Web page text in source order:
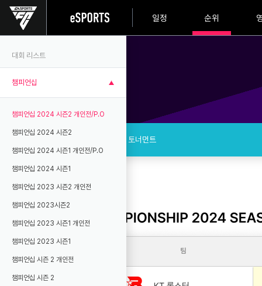
일정 순위
순위
16강 토너먼트
대회 리스트
챔피언십
챔피언십 2024 시즌2 개인전/P.O
챔피언십 2024 시즌2
챔피언십 2024 시즌1 개인전/P.O
챔피언십 2024 시즌1
챔피언십 2023 시즌2 개인전
챔피언십 2023시즌2
챔피언십 2023 시즌1 개인전
챔피언십 2023 시즌1
챔피언십 시즌 2 개인전
챔피언십 시즌 2